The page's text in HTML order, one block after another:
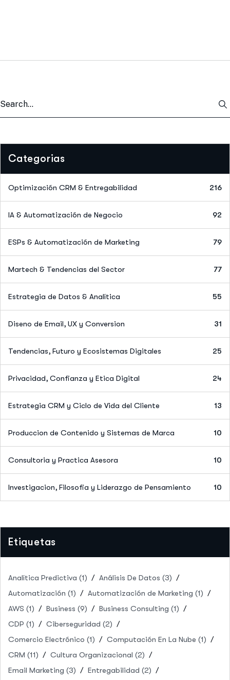
Categorias
Optimización CRM & Entregabilidad 216
IA & Automatización de Negocio 92
ESPs & Automatización de Marketing 79
Martech & Tendencias del Sector 77
Estrategia de Datos & Analítica 55
Diseno de Email, UX y Conversion 31
Tendencias, Futuro y Ecosistemas Digitales 25
Privacidad, Confianza y Etica Digital 24
Estrategia CRM y Ciclo de Vida del Cliente 13
Produccion de Contenido y Sistemas de Marca 10
Consultoria y Practica Asesora 10
Investigacion, Filosofia y Liderazgo de Pensamiento 10
Etiquetas
Analítica Predictiva (1) Análisis De Datos (3)
Automatización (1) Automatización de Marketing (1)
AWS (1) Business (9) Business Consulting (1)
CDP (1) Ciberseguridad (2)
Comercio Electrónico (1) Computación En La Nube (1)
CRM (11) Cultura Organizacional (2)
Email Marketing (3) Entregabilidad (2)